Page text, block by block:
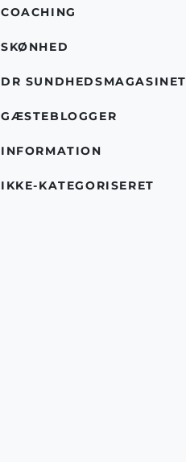
COACHING
SKØNHED
DR SUNDHEDSMAGASINET
GÆSTEBLOGGER
INFORMATION
IKKE-KATEGORISERET